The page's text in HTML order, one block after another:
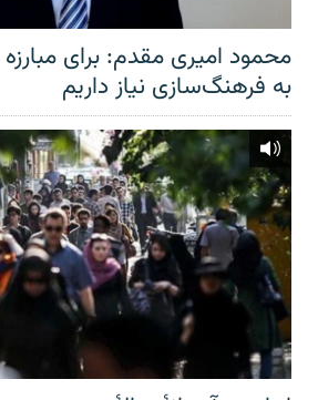
محمود امیری مقدم: برای مبارزه
به فرهنگ‌سازی نیاز داریم